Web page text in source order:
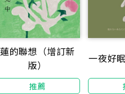
蓮的聯想（增訂新
版）
推薦
一夜好